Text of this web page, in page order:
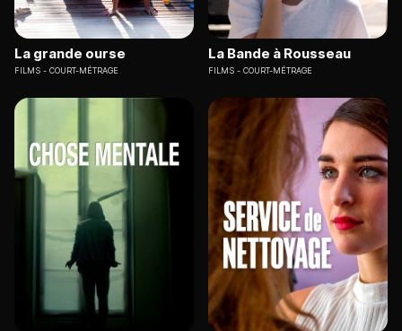
La grande ourse
FILMS COURT-MÉTRAGE
La Bande à Rousseau
FILMS COURT-MÉTRAGE